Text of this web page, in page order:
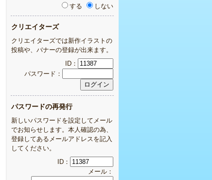
する
しない
クリエイターズ
クリエイターズでは新作イラストの
投稿や、バナーの登録が出来ます。
ID：
パスワード：
パスワードの再発行
新しいパスワードを設定してメール
でお知らせします。本人確認の為、
登録してあるメールアドレスを記入
してください。
ID：
メール：